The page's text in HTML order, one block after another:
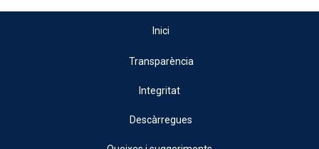
Inici
Transparència
Integritat
Descàrregues